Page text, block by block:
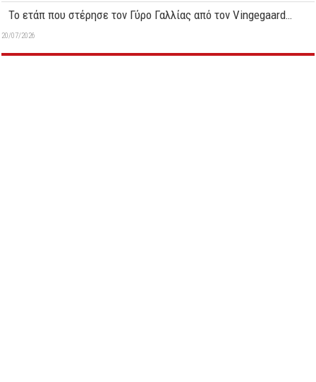
Το ετάπ που στέρησε τον Γύρο Γαλλίας από τον Vingegaard…
20/07/2026